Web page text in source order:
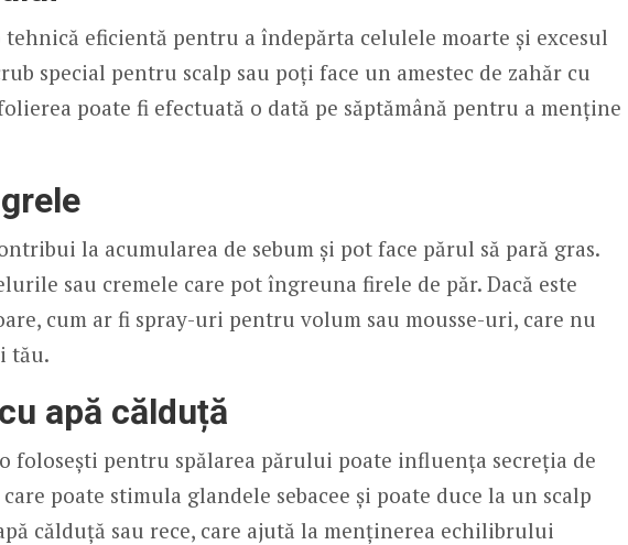
eficientă pentru a îndepărta celulele moarte și excesul
special pentru scalp sau poți face un amestec de zahăr cu
poate fi efectuată o dată pe săptămână pentru a menține
la acumularea de sebum și pot face părul să pară gras.
sau cremele care pot îngreuna firele de păr. Dacă este
cum ar fi spray-uri pentru volum sau mousse-uri, care nu
tău.
apă călduță
folosești pentru spălarea părului poate influența secreția de
poate stimula glandele sebacee și poate duce la un scalp
călduță sau rece, care ajută la menținerea echilibrului